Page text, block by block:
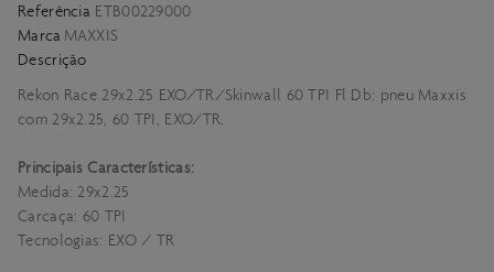
Referência ETB00229000
Marca MAXXIS
Descrição
Rekon Race 29x2.25 EXO/TR/Skinwall 60 TPI Fl Db: pneu Maxxis
com 29x2.25, 60 TPI, EXO/TR.
Principais Características:
Medida: 29x2.25
Carcaça: 60 TPI
Tecnologias: EXO / TR